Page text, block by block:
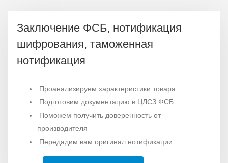
Заключение ФСБ, нотификация
шифрования, таможенная
нотификация
Проанализируем характеристики товара
Подготовим документацию в ЦЛСЗ ФСБ
Поможем получить доверенность от
производителя
Передадим вам оригинал нотификации